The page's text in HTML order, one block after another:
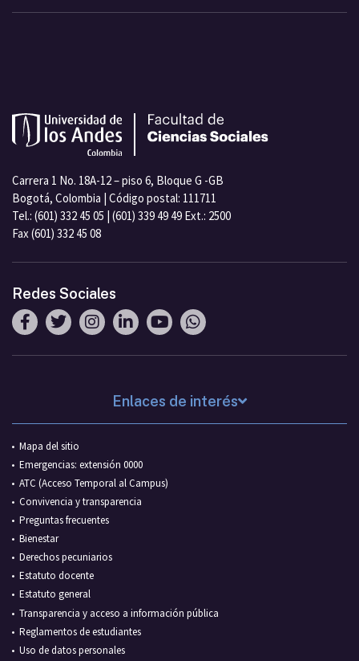
Carrera 1 No. 18A-12 – piso 6, Bloque G -GB
Bogotá, Colombia | Código postal: 111711
Tel.: (601) 332 45 05 | (601) 339 49 49 Ext.: 2500
Fax (601) 332 45 08
Redes Sociales
Enlaces de interés
Mapa del sitio
Emergencias: extensión 0000
ATC (Acceso Temporal al Campus)
Convivencia y transparencia
Preguntas frecuentes
Bienestar
Derechos pecuniarios
Estatuto docente
Estatuto general
Transparencia y acceso a información pública
Reglamentos de estudiantes
Uso de datos personales